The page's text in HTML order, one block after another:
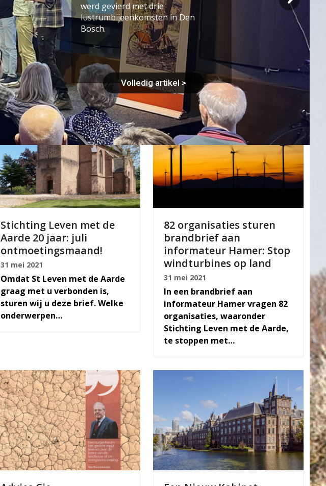
werd gevierd met drie
lustrumbijeenkomsten in Den
Bosch.
Volledig artikel >
Stichting Leven met de
Aarde 20 jaar: juli
ontmoetingsmaand!
31 mei 2021
Omdat St Leven met de Aarde
graag met u verbonden is,
sturen wij u deze brief. Welke
onderwerpen…
82 organisaties sturen
brandbrief aan
informateur Hamer: Stop
windturbines op land
31 mei 2021
In een brandbrief aan
informateur Hamer vragen 82
organisaties, waaronder
Stichting Leven met de Aarde,
te stoppen met…